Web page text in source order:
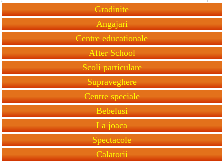
Gradinite
Angajari
Centre educationale
After School
Scoli particulare
Supraveghere
Centre speciale
Bebelusi
La joaca
Spectacole
Calatorii